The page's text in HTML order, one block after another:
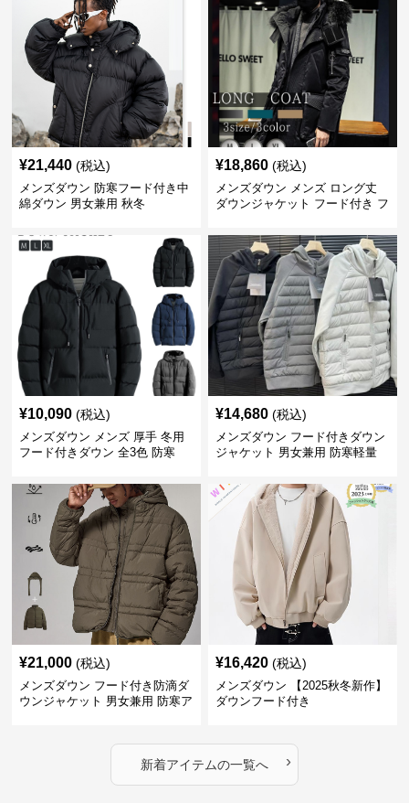
¥21,440 (税込)
メンズダウン 防寒フード付き中
綿ダウン 男女兼用 秋冬
¥18,860 (税込)
メンズダウン メンズ ロング丈
ダウンジャケット フード付き フ
¥10,090 (税込)
メンズダウン メンズ 厚手 冬用
フード付きダウン 全3色 防寒
¥14,680 (税込)
メンズダウン フード付きダウン
ジャケット 男女兼用 防寒軽量
¥21,000 (税込)
メンズダウン フード付き防滴ダ
ウンジャケット 男女兼用 防寒ア
¥16,420 (税込)
メンズダウン 【2025秋冬新作】
ダウンフード付き
新着アイテムの一覧へ ›